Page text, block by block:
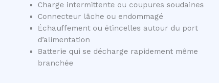
Charge intermittente ou coupures soudaines
Connecteur lâche ou endommagé
Échauffement ou étincelles autour du port
d’alimentation
Batterie qui se décharge rapidement même
branchée